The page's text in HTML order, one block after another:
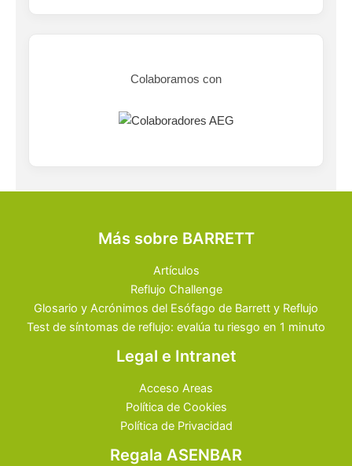
Colaboramos con
Más sobre BARRETT
Artículos
Reflujo Challenge
Glosario y Acrónimos del Esófago de Barrett y Reflujo
Test de síntomas de reflujo: evalúa tu riesgo en 1 minuto
Legal e Intranet
Acceso Areas
Política de Cookies
Política de Privacidad
Regala ASENBAR